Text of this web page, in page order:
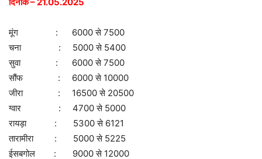
मूंग : 6000 से 7500
चना : 5000 से 5400
सुवा : 6000 से 7500
सौंफ : 6000 से 10000
जीरा : 16500 से 20500
ग्वार : 4700 से 5000
रायड़ा : 5300 से 6121
तारामीरा : 5000 से 5225
ईसबगोल : 9000 से 12000